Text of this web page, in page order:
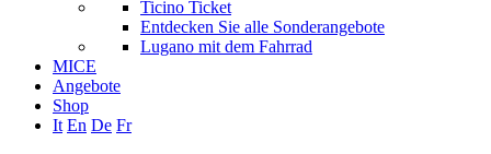
Ticino Ticket
Entdecken Sie alle Sonderangebote
Lugano mit dem Fahrrad
MICE
Angebote
Shop
It En De Fr